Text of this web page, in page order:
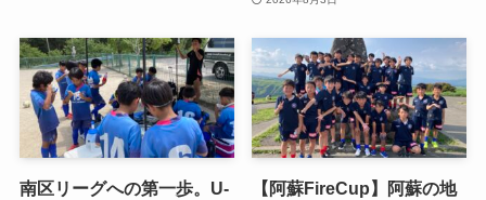
南区リーグへの第一歩。U-
【阿蘇FireCup】阿蘇の地